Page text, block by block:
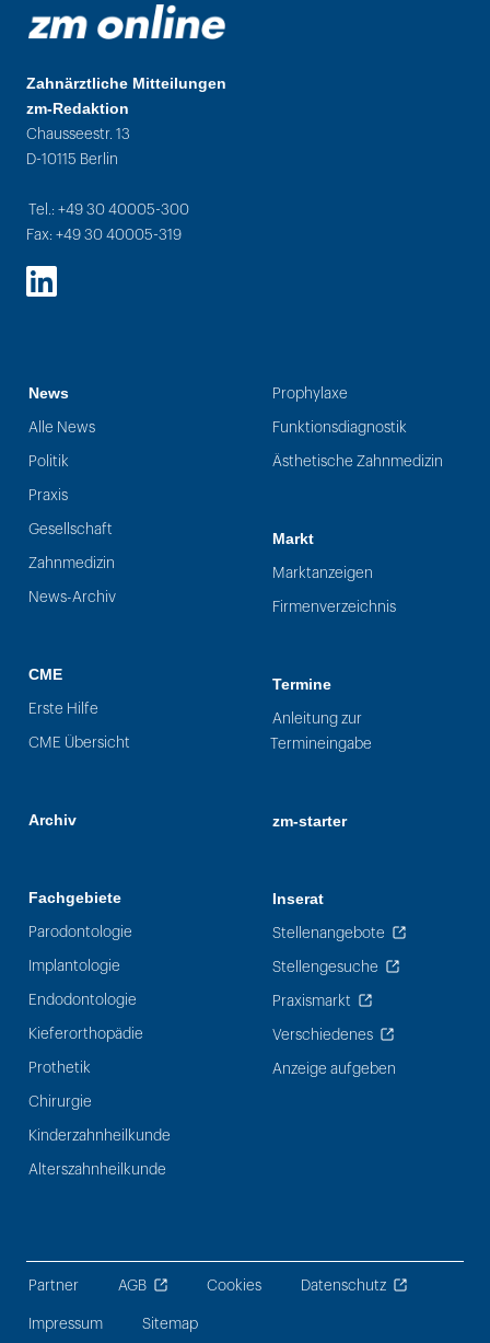
Zahnärztliche Mitteilungen
zm-Redaktion
Chausseestr. 13
D-10115 Berlin
Tel.: +49 30 40005-300
Fax: +49 30 40005-319
LinkedIn
News
Alle News
Politik
Praxis
Gesellschaft
Zahnmedizin
News-Archiv
CME
Erste Hilfe
CME Übersicht
Archiv
Fachgebiete
Parodontologie
Implantologie
Endodontologie
Kieferorthopädie
Prothetik
Chirurgie
Kinderzahnheilkunde
Alterszahnheilkunde
Prophylaxe
Funktionsdiagnostik
Ästhetische Zahnmedizin
Markt
Marktanzeigen
Firmenverzeichnis
Termine
Anleitung zur
Termineingabe
zm-starter
Inserat
Stellenangebote
Stellengesuche
Praxismarkt
Verschiedenes
Anzeige aufgeben
Partner AGB Cookies Datenschutz
Impressum Sitemap